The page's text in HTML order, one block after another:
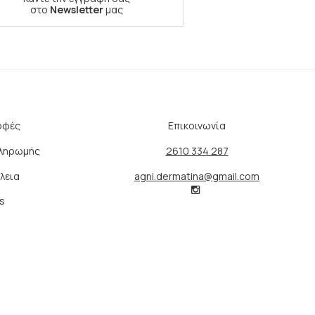
στο Newsletterμας
Επικοινωνία
2610 334 287
agni.dermatina@gmail.com